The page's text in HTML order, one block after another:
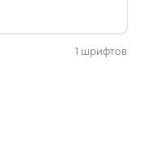
1 шрифтов